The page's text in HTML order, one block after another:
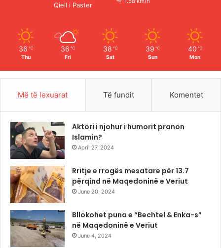
Qiell i Paster
36 ℃
Thu
36 ℃
Fri
38 ℃
Sat
39 ℃
Sun
40 ℃
Mon
Më të lexuarat Të fundit Komentet
Aktori i njohur i humorit pranon
Islamin?
April 27, 2024
Rritje e rrogës mesatare për 13.7
përqind në Maqedoninë e Veriut
June 20, 2024
Bllokohet puna e “Bechtel & Enka-s”
në Maqedoninë e Veriut
June 4, 2024